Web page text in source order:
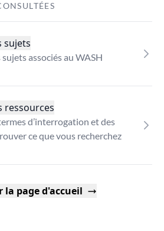
sujets
associés au WASH
ressources
d’interrogation et des
ce que vous recherchez
la page d'accueil